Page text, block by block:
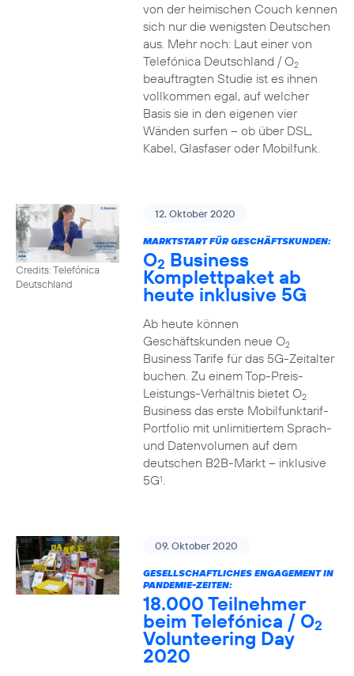
von der heimischen Couch kennen
sich nur die wenigsten Deutschen
aus. Mehr noch: Laut einer von
Telefónica Deutschland / O2
beauftragten Studie ist es ihnen
vollkommen egal, auf welcher
Basis sie in den eigenen vier
Wänden surfen – ob über DSL,
Kabel, Glasfaser oder Mobilfunk.
Credits: Telefónica
Deutschland
12. Oktober 2020
MARKTSTART FÜR GESCHÄFTSKUNDEN:
O2 Business
Komplettpaket ab
heute inklusive 5G
Ab heute können
Geschäftskunden neue O2
Business Tarife für das 5G-Zeitalter
buchen. Zu einem Top-Preis-
Leistungs-Verhältnis bietet O2
Business das erste Mobilfunktarif-
Portfolio mit unlimitiertem Sprach-
und Datenvolumen auf dem
deutschen B2B-Markt – inklusive
5G1.
09. Oktober 2020
GESELLSCHAFTLICHES ENGAGEMENT IN
PANDEMIE-ZEITEN:
18.000 Teilnehmer
beim Telefónica / O2
Volunteering Day
2020